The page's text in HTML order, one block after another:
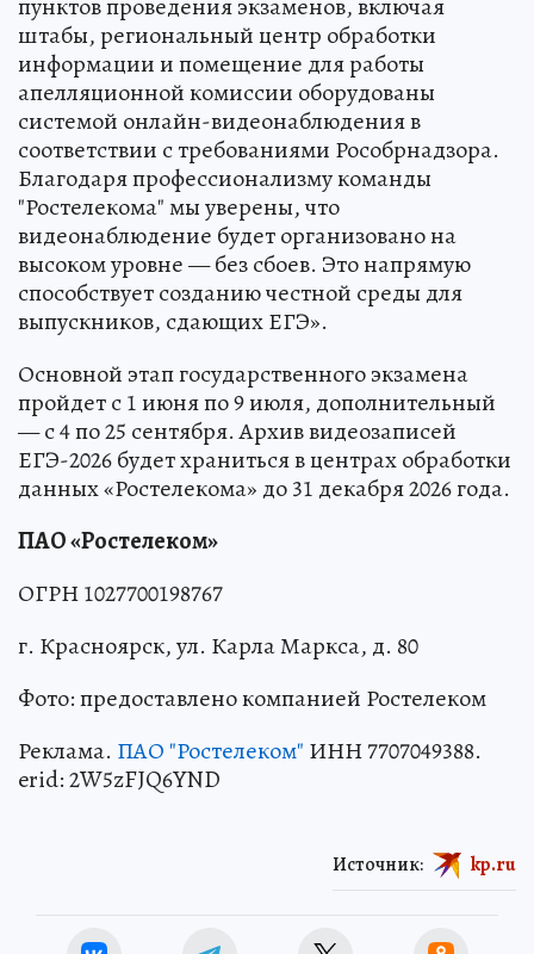
штабы, региональный центр обработки
информации и помещение для работы
апелляционной комиссии оборудованы
системой онлайн-видеонаблюдения в
соответствии с требованиями Рособрнадзора.
Благодаря профессионализму команды
"Ростелекома" мы уверены, что
видеонаблюдение будет организовано на
высоком уровне — без сбоев. Это напрямую
способствует созданию честной среды для
выпускников, сдающих ЕГЭ».
Основной этап государственного экзамена
пройдет с 1 июня по 9 июля, дополнительный
— с 4 по 25 сентября. Архив видеозаписей
ЕГЭ-2026 будет храниться в центрах обработки
данных «Ростелекома» до 31 декабря 2026 года.
ПАО «Ростелеком»
ОГРН 1027700198767
г. Красноярск, ул. Карла Маркса, д. 80
Фото: предоставлено компанией Ростелеком
Реклама. ПАО "Ростелеком" ИНН 7707049388.
erid: 2W5zFJQ6YND
Источник: kp.ru